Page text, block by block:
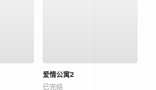
爱情公寓2
已完结